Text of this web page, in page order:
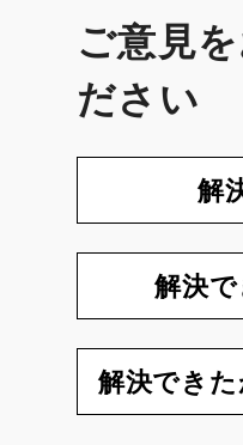
ご意見
ださい
解
解決
解決でき